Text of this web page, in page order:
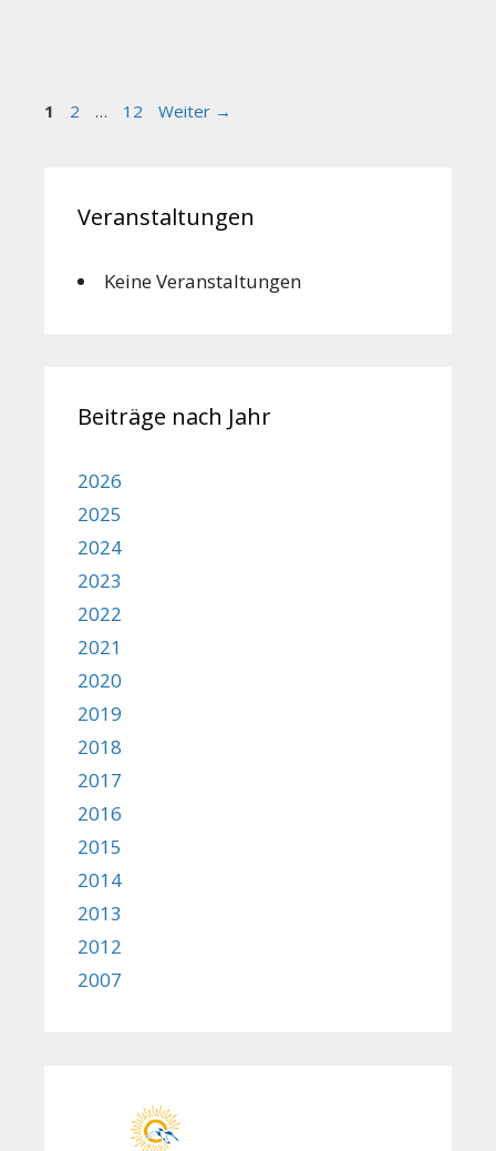
Seite
1 Seite
2 … Seite
12 Weiter →
Veranstaltungen
Keine Veranstaltungen
Beiträge nach Jahr
2026
2025
2024
2023
2022
2021
2020
2019
2018
2017
2016
2015
2014
2013
2012
2007